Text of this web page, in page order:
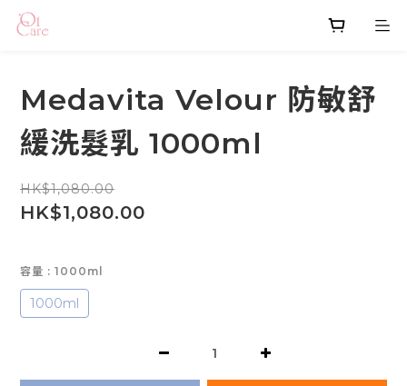
Medavita Velour 防敏舒
緩洗髮乳 1000ml
HK$1,080.00
HK$1,080.00
容量 : 1000ml
1000ml